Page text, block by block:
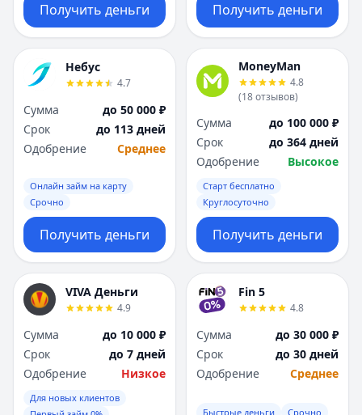
Получить деньги Получить деньги
Небус
4.7
Сумма
до 50 000 ₽
Срок
до 113 дней
Одобрение
Среднее
Онлайн займ на карту
Срочно
Получить деньги
MoneyMan
4.8
(18отзывов)
Сумма
до 100 000 ₽
Срок
до 364 дней
Одобрение
Высокое
Старт бесплатно
Круглосуточно
Получить деньги
VIVA Деньги
4.9
Сумма
до 10 000 ₽
Срок
до 7 дней
Одобрение
Низкое
Для новых клиентов
Fin 5
4.8
Сумма
до 30 000 ₽
Срок
до 30 дней
Одобрение
Среднее
Быстрые деньги Срочно